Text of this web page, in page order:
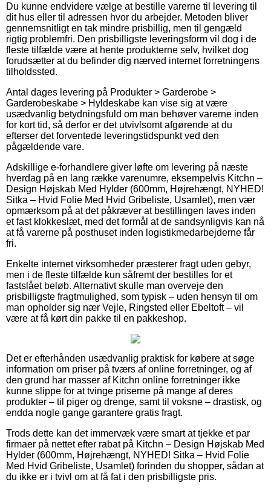
Du kunne endvidere vælge at bestille varerne til levering til
dit hus eller til adressen hvor du arbejder. Metoden bliver
gennemsnitligt en tak mindre prisbillig, men til gengæld
rigtig problemfri. Den prisbilligste leveringsform vil dog i de
fleste tilfælde være at hente produkterne selv, hvilket dog
forudsætter at du befinder dig nærved internet forretningens
tilholdssted.
Antal dages levering på Produkter > Garderobe >
Garderobeskabe > Hyldeskabe kan vise sig at være
usædvanlig betydningsfuld om man behøver varerne inden
for kort tid, så derfor er det utvivlsomt afgørende at du
efterser det forventede leveringstidspunkt ved den
pågældende vare.
Adskillige e-forhandlere giver løfte om levering på næste
hverdag på en lang række varenumre, eksempelvis Kitchn –
Design Højskab Med Hylder (600mm, Højrehængt, NYHED!
Sitka – Hvid Folie Med Hvid Gribeliste, Usamlet), men vær
opmærksom på at det påkræver at bestillingen laves inden
et fast klokkeslæt, med det formål at de sandsynligvis kan nå
at få varerne på posthuset inden logistikmedarbejderne får
fri.
Enkelte internet virksomheder præsterer fragt uden gebyr,
men i de fleste tilfælde kun såfremt der bestilles for et
fastslået beløb. Alternativt skulle man overveje den
prisbilligste fragtmulighed, som typisk – uden hensyn til om
man opholder sig nær Vejle, Ringsted eller Ebeltoft – vil
være at få kørt din pakke til en pakkeshop.
Det er efterhånden usædvanlig praktisk for købere at søge
information om priser på tværs af online forretninger, og af
den grund har masser af Kitchn online forretninger ikke
kunne slippe for at tvinge priserne på mange af deres
produkter – til piger og drenge, samt til voksne – drastisk, og
endda nogle gange garantere gratis fragt.
Trods dette kan det immervæk være smart at tjekke et par
firmaer på nettet efter rabat på Kitchn – Design Højskab Med
Hylder (600mm, Højrehængt, NYHED! Sitka – Hvid Folie
Med Hvid Gribeliste, Usamlet) forinden du shopper, sådan at
du ikke er i tvivl om at få fat i den prisbilligste pris.